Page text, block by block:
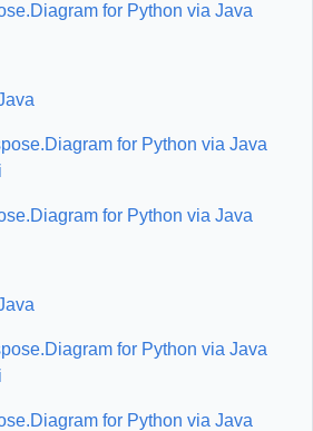
for Python via Java
for Python via Java
for Python via Java
for Python via Java
for Python via Java